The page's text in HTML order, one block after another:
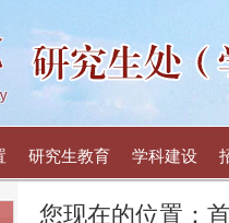
研究生教育 学科建设
您现在的位置：